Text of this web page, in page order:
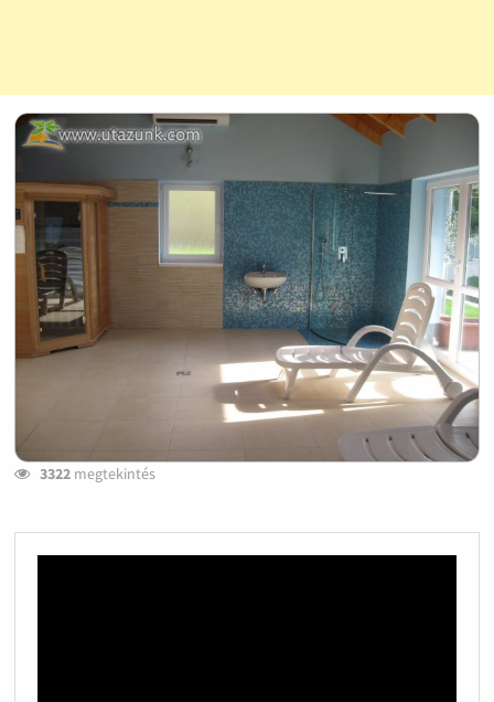
3322megtekintés